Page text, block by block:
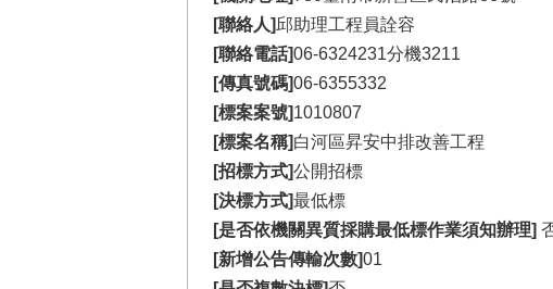
[聯絡人]邱助理工程員詮容
[聯絡電話]06-6324231分機3211
[傳真號碼]06-6355332
[標案案號]1010807
[標案名稱]白河區昇安中排改善工程
[招標方式]公開招標
[決標方式]最低標
[是否依機關異質採購最低標作業須知辦理]
[新增公告傳輸次數]01